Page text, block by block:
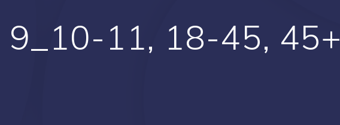
9_10-11, 18-45, 45+